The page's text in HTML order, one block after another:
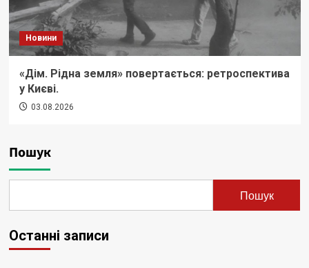
Новини
«Дім. Рідна земля» повертається: ретроспектива
у Києві.
03.08.2026
Пошук
Пошук
Останні записи